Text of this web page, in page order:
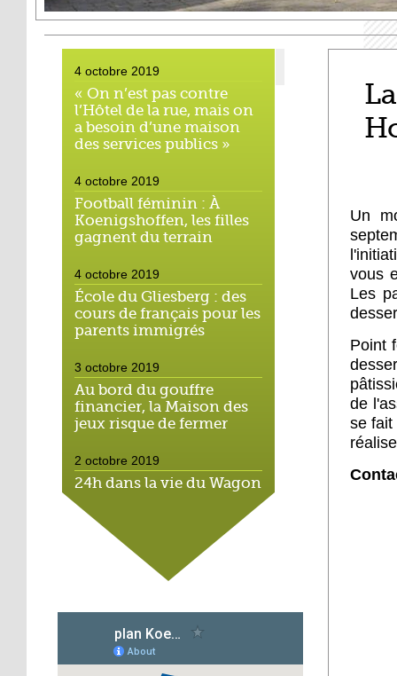
4 octobre 2019
« On n’est pas contre
l’Hôtel de la rue, mais on
a besoin d’une maison
des services publics »
4 octobre 2019
Football féminin : À
Koenigshoffen, les filles
gagnent du terrain
4 octobre 2019
École du Gliesberg : des
cours de français pour les
parents immigrés
3 octobre 2019
Au bord du gouffre
financier, la Maison des
jeux risque de fermer
2 octobre 2019
24h dans la vie du Wagon
Souk, espace solidaire
2 octobre 2019
Cantine durable : l'école
Michaël montre
1 octobre 2019
Scolariser les enfants de
Un
vous
Les
Point
de
se fait